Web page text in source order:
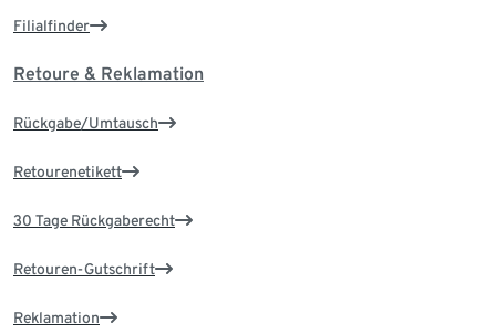
Filialfinder
Retoure & Reklamation
Rückgabe/Umtausch
Retourenetikett
30 Tage Rückgaberecht
Retouren-Gutschrift
Reklamation